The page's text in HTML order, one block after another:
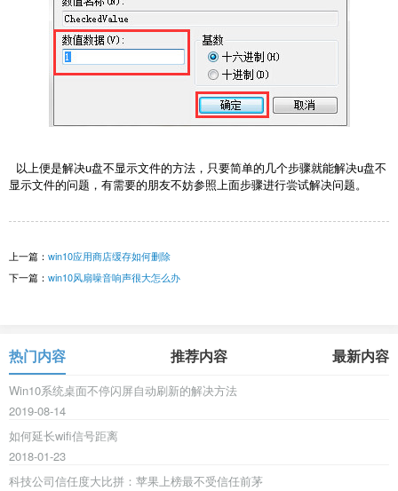
以上便是解决u盘不显示文件的方法，只要简单的几个步骤就能解决u盘不
显示文件的问题，有需要的朋友不妨参照上面步骤进行尝试解决问题。
上一篇： win10应用商店缓存如何删除
下一篇： win10风扇噪音响声很大怎么办
热门内容 推荐内容 最新内容
Win10系统桌面不停闪屏自动刷新的解决方法
2019-08-14
如何延长wifi信号距离
2018-01-23
科技公司信任度大比拼：苹果上榜最不受信任前茅